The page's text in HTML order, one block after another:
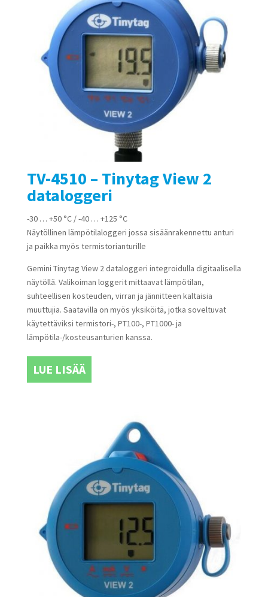
TV-4510 – Tinytag View 2
dataloggeri
-30 … +50 °C / -40 … +125 °C
Näytöllinen lämpötilaloggeri jossa sisäänrakennettu anturi
ja paikka myös termistorianturille
Gemini Tinytag View 2 dataloggeri integroidulla digitaalisella
näytöllä. Valikoiman loggerit mittaavat lämpötilan,
suhteellisen kosteuden, virran ja jännitteen kaltaisia
muuttujia. Saatavilla on myös yksiköitä, jotka soveltuvat
käytettäviksi termistori-, PT100-, PT1000- ja
lämpötila-/kosteusanturien kanssa.
LUE LISÄÄ